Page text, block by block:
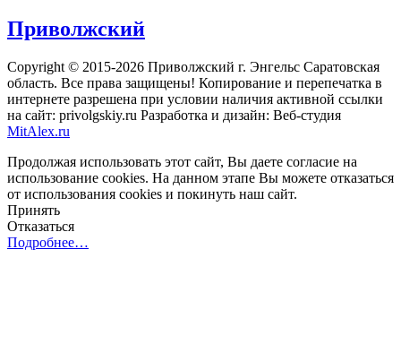
Приволжский
Copyright © 2015-2026 Приволжский г. Энгельс Саратовская
область. Все права защищены! Копирование и перепечатка в
интернете разрешена при условии наличия активной ссылки
на сайт: privolgskiy.ru Разработка и дизайн: Веб-студия
MitAlex.ru
Продолжая использовать этот сайт, Вы даете согласие на
использование cookies. На данном этапе Вы можете отказаться
от использования cookies и покинуть наш сайт.
Принять
Отказаться
Подробнее…